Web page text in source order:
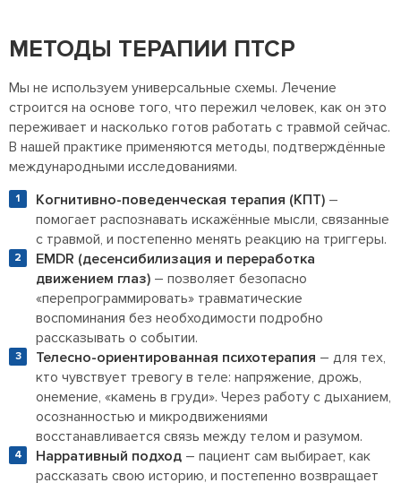
МЕТОДЫ ТЕРАПИИ ПТСР
Мы не используем универсальные схемы. Лечение
строится на основе того, что пережил человек, как он это
переживает и насколько готов работать с травмой сейчас.
В нашей практике применяются методы, подтверждённые
международными исследованиями.
Когнитивно-поведенческая терапия (КПТ) –
помогает распознавать искажённые мысли, связанные
с травмой, и постепенно менять реакцию на триггеры.
EMDR (десенсибилизация и переработка
движением глаз) – позволяет безопасно
«перепрограммировать» травматические
воспоминания без необходимости подробно
рассказывать о событии.
Телесно-ориентированная психотерапия – для тех,
кто чувствует тревогу в теле: напряжение, дрожь,
онемение, «камень в груди». Через работу с дыханием,
осознанностью и микродвижениями
восстанавливается связь между телом и разумом.
Нарративный подход – пациент сам выбирает, как
рассказать свою историю, и постепенно возвращает